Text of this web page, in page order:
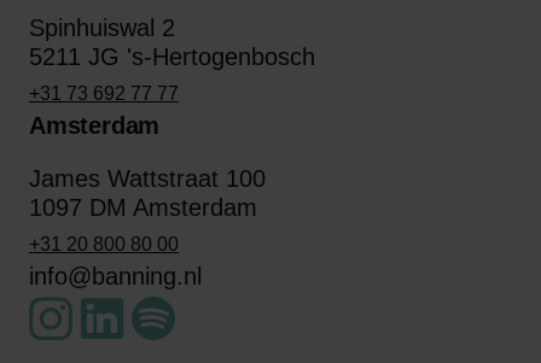
Spinhuiswal 2
5211 JG 's-Hertogenbosch
+31 73 692 77 77
Amsterdam
James Wattstraat 100
1097 DM Amsterdam
+31 20 800 80 00
info@banning.nl